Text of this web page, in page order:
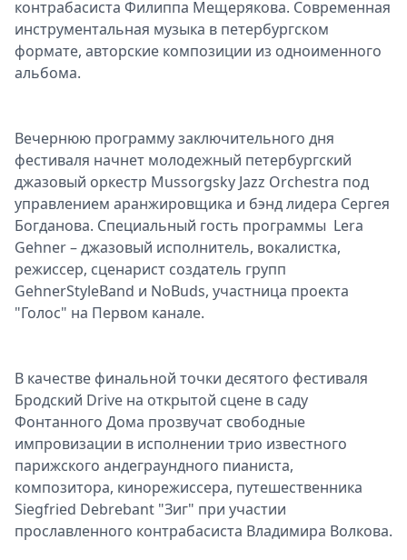
контрабасиста Филиппа Мещерякова. Современная
инструментальная музыка в петербургском
формате, авторские композиции из одноименного
альбома.
Вечернюю программу заключительного дня
фестиваля начнет молодежный петербургский
джазовый оркестр Mussorgsky Jazz Orchestra под
управлением аранжировщика и бэнд лидера Сергея
Богданова. Специальный гость программы Lera
Gehner – джазовый исполнитель, вокалистка,
режиссер, сценарист создатель групп
GehnerStyleBand и NoBuds, участница проекта
"Голос" на Первом канале.
В качестве финальной точки десятого фестиваля
Бродский Drive на открытой сцене в саду
Фонтанного Дома прозвучат свободные
импровизации в исполнении трио известного
парижского андеграундного пианиста,
композитора, кинорежиссера, путешественника
Siegfried Debrebant "Зиг" при участии
прославленного контрабасиста Владимира Волкова.